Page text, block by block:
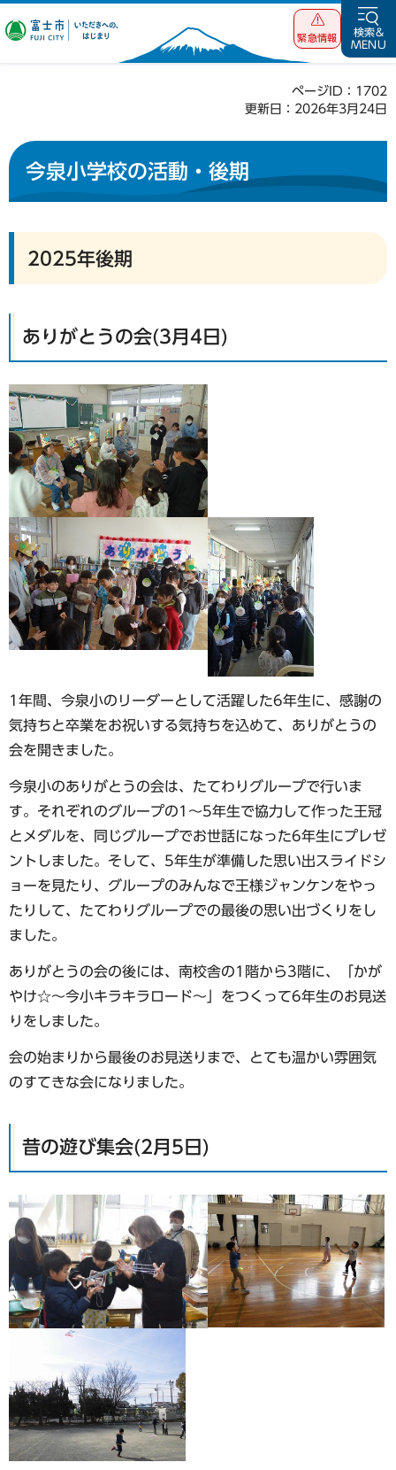
富士市 いただ
緊急情報
検索&
MENU
ページID：1702
更新日：2026年3月24日
今泉小学校の活動・後期
2025年後期
ありがとうの会(3月4日)
1年間、今泉小のリーダーとして活躍した6年生に、感謝の
気持ちと卒業をお祝いする気持ちを込めて、ありがとうの
会を開きました。
今泉小のありがとうの会は、たてわりグループで行いま
す。それぞれのグループの1～5年生で協力して作った王冠
とメダルを、同じグループでお世話になった6年生にプレゼ
ントしました。そして、5年生が準備した思い出スライドシ
ョーを見たり、グループのみんなで王様ジャンケンをやっ
たりして、たてわりグループでの最後の思い出づくりをし
ました。
ありがとうの会の後には、南校舎の1階から3階に、「かが
やけ☆～今小キラキラロード～」をつくって6年生のお見送
りをしました。
会の始まりから最後のお見送りまで、とても温かい雰囲気
のすてきな会になりました。
昔の遊び集会(2月5日)